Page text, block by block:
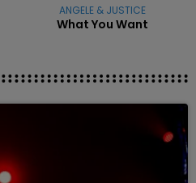
ANGELE & JUSTICE
What You Want